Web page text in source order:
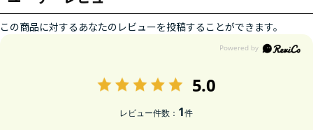
この商品に対するあなたのレビューを投稿することができます。
5.0
レビュー件数： 1件